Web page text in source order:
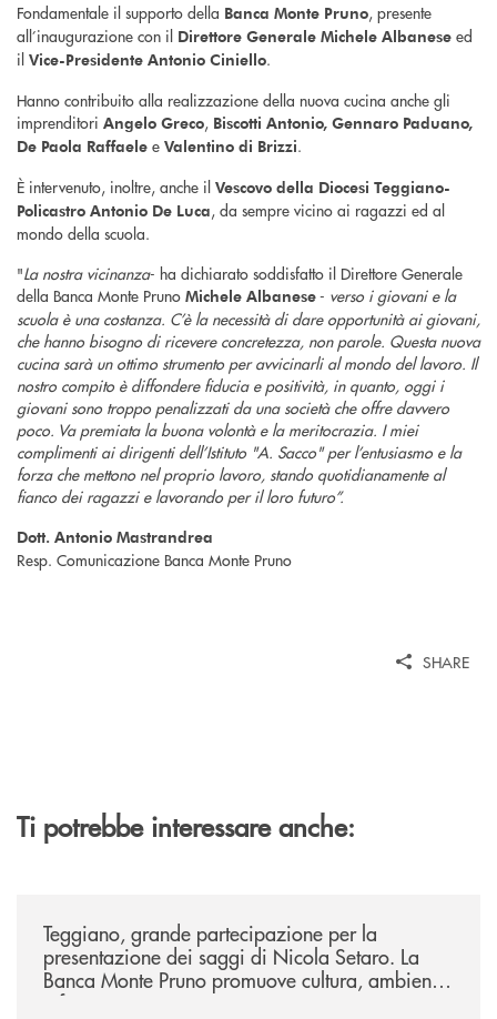
Fondamentale il supporto della Banca Monte Pruno, presente
all’inaugurazione con il Direttore Generale Michele Albanese ed
il Vice-Presidente Antonio Ciniello.
Hanno contribuito alla realizzazione della nuova cucina anche gli
imprenditori Angelo Greco, Biscotti Antonio, Gennaro Paduano,
De Paola Raffaele e Valentino di Brizzi.
È intervenuto, inoltre, anche il Vescovo della Diocesi Teggiano-
Policastro Antonio De Luca, da sempre vicino ai ragazzi ed al
mondo della scuola.
"La nostra vicinanza- ha dichiarato soddisfatto il Direttore Generale
della Banca Monte Pruno Michele Albanese- verso i giovani e la
scuola è una costanza. C’è la necessità di dare opportunità ai giovani,
che hanno bisogno di ricevere concretezza, non parole. Questa nuova
cucina sarà un ottimo strumento per avvicinarli al mondo del lavoro. Il
nostro compito è diffondere fiducia e positività, in quanto, oggi i
giovani sono troppo penalizzati da una società che offre davvero
poco. Va premiata la buona volontà e la meritocrazia. I miei
complimenti ai dirigenti dell’Istituto "A. Sacco" per l’entusiasmo e la
forza che mettono nel proprio lavoro, stando quotidianamente al
fianco dei ragazzi e lavorando per il loro futuro”.
Dott. Antonio Mastrandrea
Resp. Comunicazione Banca Monte Pruno
SHARE
Ti potrebbe interessare anche:
Teggiano, grande partecipazione per la
presentazione dei saggi di Nicola Setaro. La
Banca Monte Pruno promuove cultura, ambiente
e futuro